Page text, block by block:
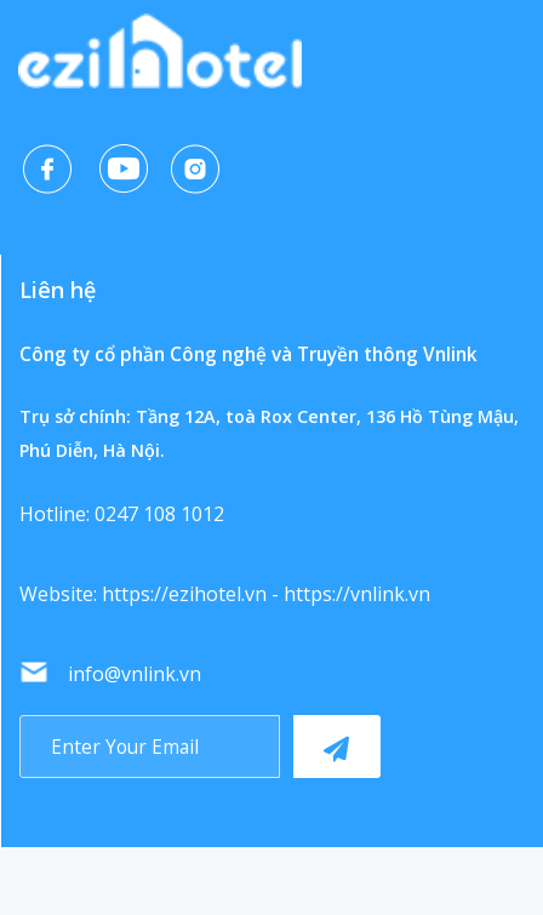
Liên hệ
Công ty cổ phần Công nghệ và Truyền thông Vnlink
Trụ sở chính: Tầng 12A, toà Rox Center, 136 Hồ Tùng Mậu,
Phú Diễn, Hà Nội.
Hotline: 0247 108 1012
Website: https://ezihotel.vn - https://vnlink.vn
info@vnlink.vn